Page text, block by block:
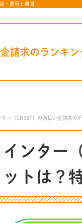
・費用と期間
請求のランキ
ター（CREST）の過払い金請求の
インター
ットは？